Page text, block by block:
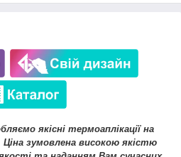
якісні термоаплікації на
зумовлена високою якістю